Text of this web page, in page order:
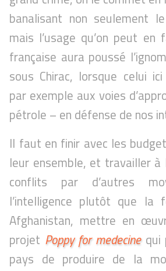
banalisant non seulement
mais l’usage qu’on peut en
française aura poussé
sous Chirac, lorsque celui
par exemple aux voies
pétrole – en défense de nos
Il faut en finir avec les
leur ensemble, et travailler à
conflits par d’autres
l’intelligence plutôt que la
Afghanistan, mettre en
projet Poppy for medecinequi
pays de produire de la